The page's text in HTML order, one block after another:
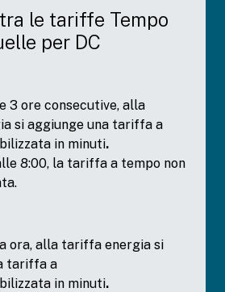
le tariffe Tempo
per DC
3 ore consecutive, alla
si aggiunge una tariffa a
in minuti.
8:00, la tariffa a tempo non
ora, alla tariffa energia si
tariffa a
in minuti.